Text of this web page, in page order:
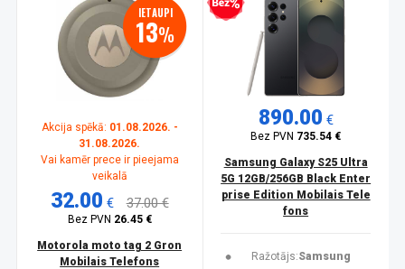
IETAUPI
13%
Akcija spēkā: 01.08.2026. -
31.08.2026.
Vai kamēr prece ir pieejama
veikalā
32.00 € 37.00 €
Bez PVN 26.45 €
Motorola moto tag 2 Gron
Mobilais Telefons
Bezprocentu kredīts
890.00 €
Bez PVN 735.54 €
Samsung Galaxy S25 Ultra
5G 12GB/256GB Black Enter
prise Edition Mobilais Tele
fons
Ražotājs:Samsung